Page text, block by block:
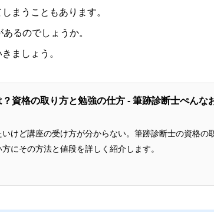
まうこともあります。
るのでしょうか。
ましょう。
資格の取り方と勉強の仕方 - 筆跡診断士ぺんな
けど講座の受け方が分からない。筆跡診断士の資格の
にその方法と値段を詳しく紹介します。